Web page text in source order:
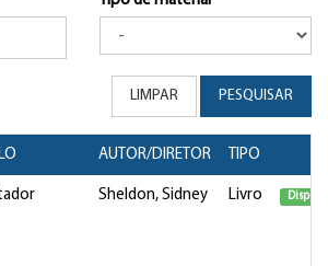
LIMPAR PESQUISAR
AUTOR/DIRETOR TIPO
Sheldon, Sidney Livro